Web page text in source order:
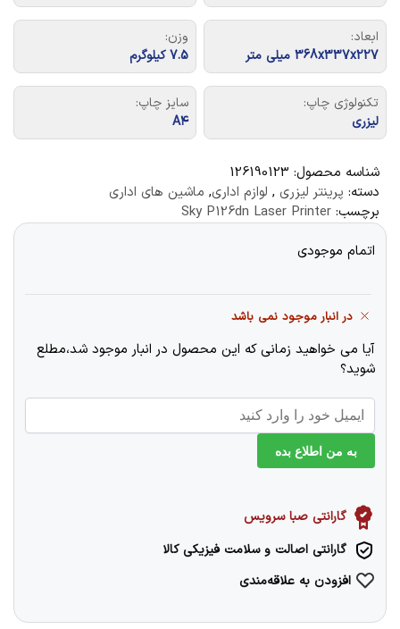
ابعاد:
368x337x227 میلی متر
وزن:
7.5 کیلوگرم
تکنولوژی چاپ:
لیزری
سایز چاپ:
A۴
شناسه محصول: 126190123
دسته: پرینتر لیزری , لوازم اداری, ماشین‌ های اداری
برچسب: Sky P126dn Laser Printer
اتمام موجودی
در انبار موجود نمی باشد
آیا می خواهید زمانی که این محصول در انبار موجود شد،مطلع
شوید؟
به من اطلاع بده
گارانتی صبا سرویس
گارانتی اصالت و سلامت فیزیکی کالا
افزودن به علاقه‌مندی